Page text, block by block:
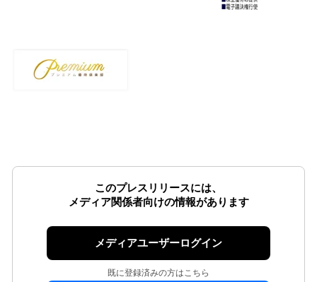
このプレスリリースには、
メディア関係者向けの情報があります
メディアユーザーログイン
既に登録済みの方はこちら